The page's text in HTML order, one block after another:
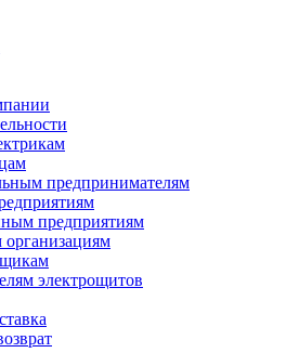
предпринимателям
предприятиям
электрощитов